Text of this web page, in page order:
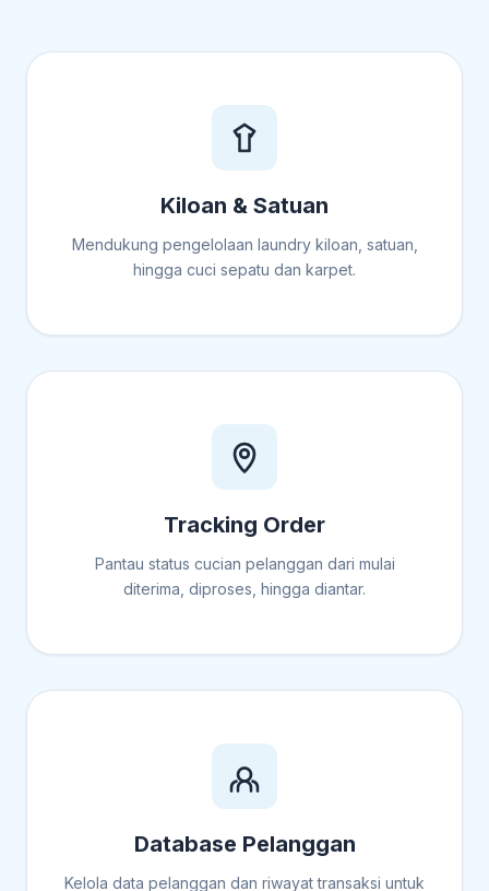
Kiloan & Satuan
Mendukung pengelolaan laundry kiloan, satuan,
hingga cuci sepatu dan karpet.
Tracking Order
Pantau status cucian pelanggan dari mulai
diterima, diproses, hingga diantar.
Database Pelanggan
Kelola data pelanggan dan riwayat transaksi untuk